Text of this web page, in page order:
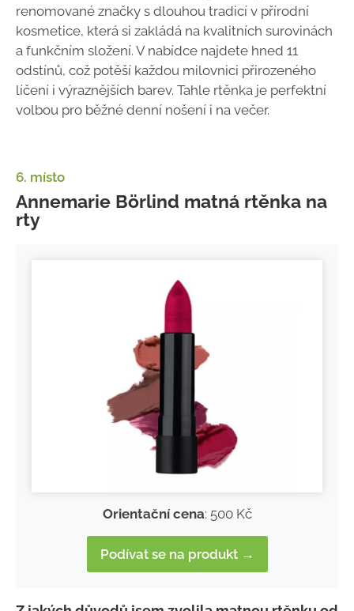
renomované značky s dlouhou tradicí v přírodní
kosmetice, která si zakládá na kvalitních surovinách
a funkčním složení. V nabídce najdete hned 11
odstínů, což potěší každou milovnici přirozeného
líčení i výraznějších barev. Tahle rtěnka je perfektní
volbou pro běžné denní nošení i na večer.
6. místo
Annemarie Börlind matná rtěnka na
rty
Orientační cena: 500 Kč
Podívat se na produkt →